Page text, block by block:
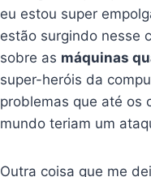
eu estou super
estão surgindo nesse
sobre as máquinas
super-heróis da
problemas que até os
mundo teriam um
Outra coisa que me